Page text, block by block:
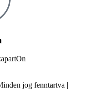
jog fenntartva |